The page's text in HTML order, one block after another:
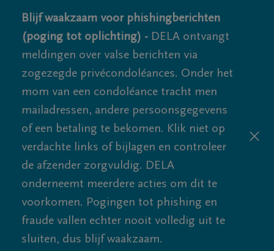
Blijf waakzaam voor phishingberichten
(poging tot oplichting) - DELA ontvangt
meldingen over valse berichten via
zogezegde privécondoléances. Onder het
mom van een condoléance tracht men
mailadressen, andere persoonsgegevens
of een betaling te bekomen. Klik niet op
verdachte links of bijlagen en controleer
de afzender zorgvuldig. DELA
onderneemt meerdere acties om dit te
voorkomen. Pogingen tot phishing en
fraude vallen echter nooit volledig uit te
sluiten, dus blijf waakzaam.